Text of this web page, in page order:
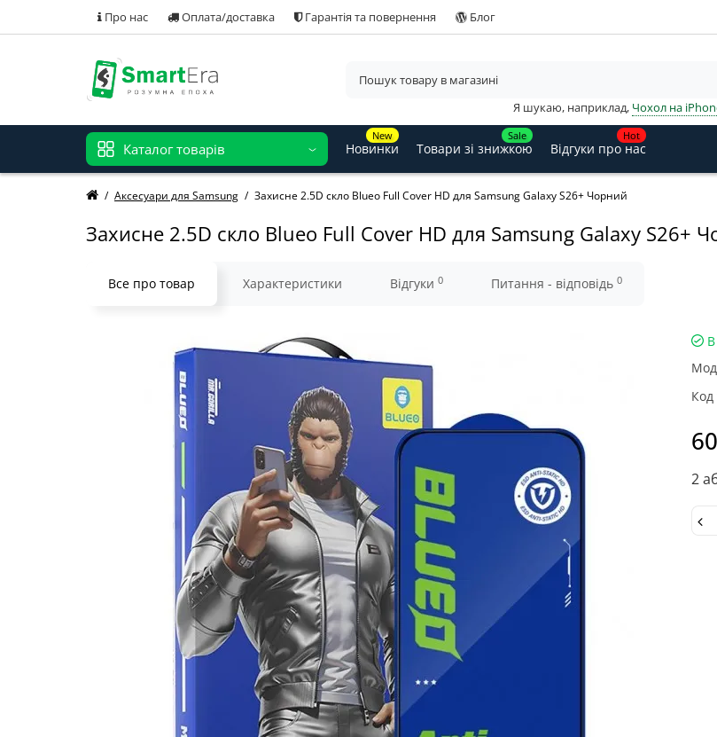
Про нас Оплата/доставка Гарантія та повернення Блог
Я шукаю, наприклад, Чохол на
Каталог товарів
New
Новинки
Sale
Товари зі знижкою
Hot
Відгуки про нас
Аксесуари для Samsung Захисне 2.5D скло Blueo Full Cover HD для Samsung Galaxy S26+ Чорний
Захисне 2.5D скло Blueo Full Cover HD для Samsung Galaxy S26+
Все про товар Характеристики Відгуки 0 Питання - відповідь 0
В
Код
2